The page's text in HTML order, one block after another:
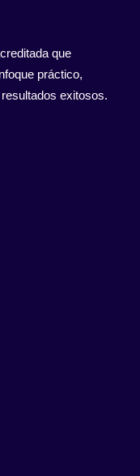
que
práctico,
exitosos.